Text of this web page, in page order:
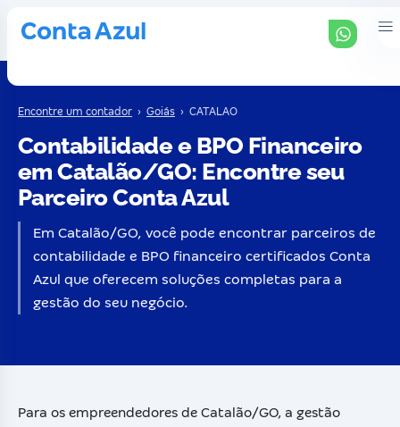
Encontre um contador › Goiás › CATALAO
Contabilidade e BPO Financeiro
em Catalão/GO: Encontre seu
Parceiro Conta Azul
Em Catalão/GO, você pode encontrar parceiros de
contabilidade e BPO financeiro certificados Conta
Azul que oferecem soluções completas para a
gestão do seu negócio.
Para os empreendedores de Catalão/GO, a gestão